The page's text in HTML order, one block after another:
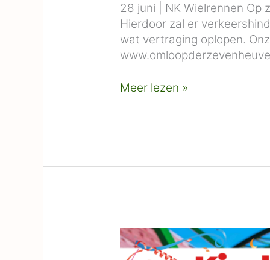
28 juni | NK Wielrennen Op
Hierdoor zal er
wat vertraging oplopen.
Meer lezen »
Kinderfeest
ACTIEweken!